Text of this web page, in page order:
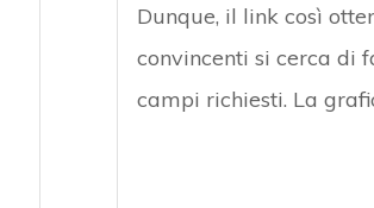
Dunque, il link così
convincenti si cerca di
campi richiesti. La